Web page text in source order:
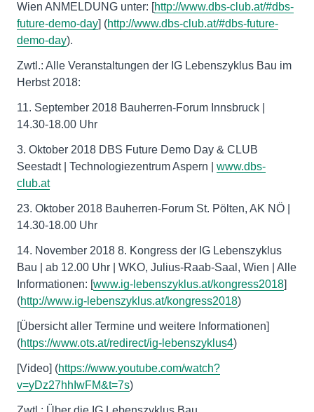
Wien ANMELDUNG unter: [http://www.dbs-club.at/#dbs-
future-demo-day] (http://www.dbs-club.at/#dbs-future-
demo-day).
Zwtl.: Alle Veranstaltungen der IG Lebenszyklus Bau im
Herbst 2018:
11. September 2018 Bauherren-Forum Innsbruck |
14.30-18.00 Uhr
3. Oktober 2018 DBS Future Demo Day & CLUB
Seestadt | Technologiezentrum Aspern | www.dbs-
club.at
23. Oktober 2018 Bauherren-Forum St. Pölten, AK NÖ |
14.30-18.00 Uhr
14. November 2018 8. Kongress der IG Lebenszyklus
Bau | ab 12.00 Uhr | WKO, Julius-Raab-Saal, Wien | Alle
Informationen: [www.ig-lebenszyklus.at/kongress2018]
(http://www.ig-lebenszyklus.at/kongress2018)
[Übersicht aller Termine und weitere Informationen]
(https://www.ots.at/redirect/ig-lebenszyklus4)
[Video] (https://www.youtube.com/watch?
v=yDz27hhIwFM&t=7s)